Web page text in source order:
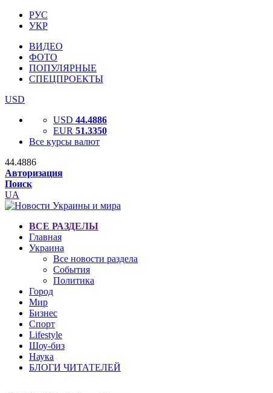
РУС
УКР
ВИДЕО
ФОТО
ПОПУЛЯРНЫЕ
СПЕЦПРОЕКТЫ
USD
USD 44.4886
EUR 51.3350
Все курсы валют
44.4886
Авторизация
Поиск
UA
ВСЕ РАЗДЕЛЫ
Главная
Украина
Все новости раздела
События
Политика
Город
Мир
Бизнес
Спорт
Lifestyle
Шоу-биз
Наука
БЛОГИ ЧИТАТЕЛЕЙ